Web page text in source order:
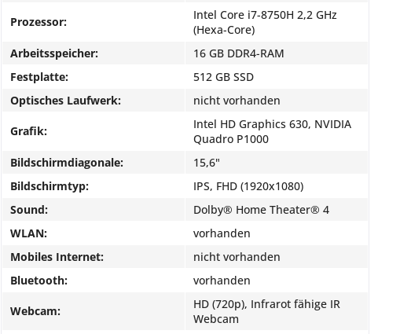
Prozessor:
Intel Core i7-8750H 2,2 GHz
(Hexa-Core)
Arbeitsspeicher:
16 GB DDR4-RAM
Festplatte:
512 GB SSD
Optisches Laufwerk:
nicht vorhanden
Grafik:
Intel HD Graphics 630, NVIDIA
Quadro P1000
Bildschirmdiagonale:
15,6"
Bildschirmtyp:
IPS, FHD (1920x1080)
Sound:
Dolby® Home Theater® 4
WLAN:
vorhanden
Mobiles Internet:
nicht vorhanden
Bluetooth:
vorhanden
Webcam:
HD (720p), Infrarot fähige IR
Webcam